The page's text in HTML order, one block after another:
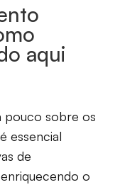
aqui
pouco sobre os
essencial
de
o